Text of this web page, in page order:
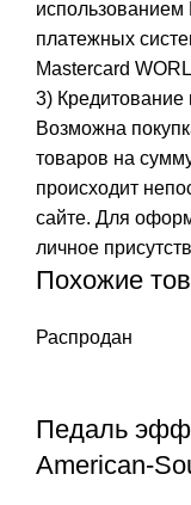
использованием
платежных
Mastercard
3) Кредитование
Возможна
товаров на
происходит
сайте. Для
личное
Похожие
Распродан
Педаль
American-